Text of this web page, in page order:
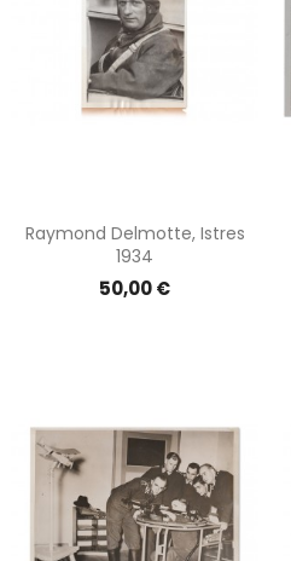
Raymond Delmotte, Istres
1934
Prix
50,00 €